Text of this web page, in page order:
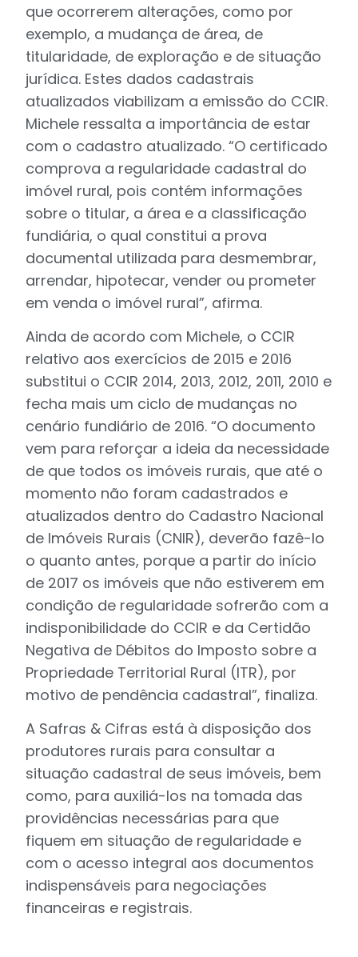
que ocorrerem alterações, como por
exemplo, a mudança de área, de
titularidade, de exploração e de situação
jurídica. Estes dados cadastrais
atualizados viabilizam a emissão do CCIR.
Michele ressalta a importância de estar
com o cadastro atualizado. “O certificado
comprova a regularidade cadastral do
imóvel rural, pois contém informações
sobre o titular, a área e a classificação
fundiária, o qual constitui a prova
documental utilizada para desmembrar,
arrendar, hipotecar, vender ou prometer
em venda o imóvel rural”, afirma.
Ainda de acordo com Michele, o CCIR
relativo aos exercícios de 2015 e 2016
substitui o CCIR 2014, 2013, 2012, 2011, 2010 e
fecha mais um ciclo de mudanças no
cenário fundiário de 2016. “O documento
vem para reforçar a ideia da necessidade
de que todos os imóveis rurais, que até o
momento não foram cadastrados e
atualizados dentro do Cadastro Nacional
de Imóveis Rurais (CNIR), deverão fazê-lo
o quanto antes, porque a partir do início
de 2017 os imóveis que não estiverem em
condição de regularidade sofrerão com a
indisponibilidade do CCIR e da Certidão
Negativa de Débitos do Imposto sobre a
Propriedade Territorial Rural (ITR), por
motivo de pendência cadastral”, finaliza.
A Safras & Cifras está à disposição dos
produtores rurais para consultar a
situação cadastral de seus imóveis, bem
como, para auxiliá-los na tomada das
providências necessárias para que
fiquem em situação de regularidade e
com o acesso integral aos documentos
indispensáveis para negociações
financeiras e registrais.